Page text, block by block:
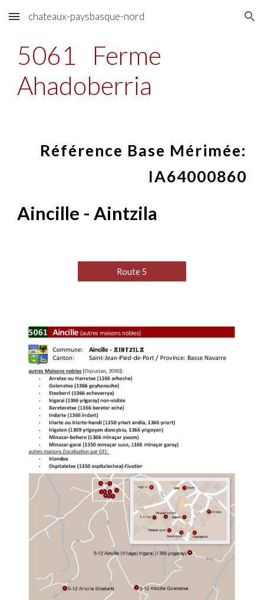
Skip to main content Skip to navigation
chateaux-paysbasque-nord
5061
Ferme
Ahadoberria
Référence Base Mérimée:
IA64000860
Aincille - Aintzila
Route 5